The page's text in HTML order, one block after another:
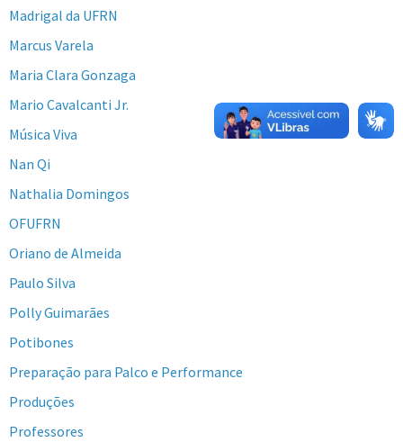
Madrigal da UFRN
Marcus Varela
Maria Clara Gonzaga
Mario Cavalcanti Jr.
Música Viva
Nan Qi
Nathalia Domingos
OFUFRN
Oriano de Almeida
Paulo Silva
Polly Guimarães
Potibones
Preparação para Palco e Performance
Produções
Professores